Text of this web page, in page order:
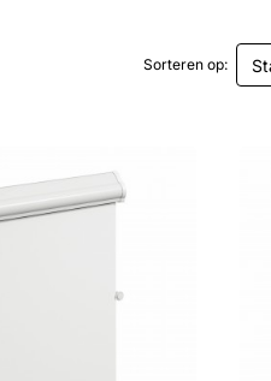
Sorteren op: